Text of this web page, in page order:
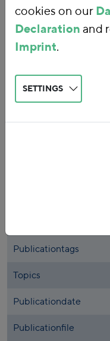
Publicationtype
Publicationtags
Topics
Publicationdate
Publicationfile
cookies on our
Declaration and
Imprint.
SETTINGS